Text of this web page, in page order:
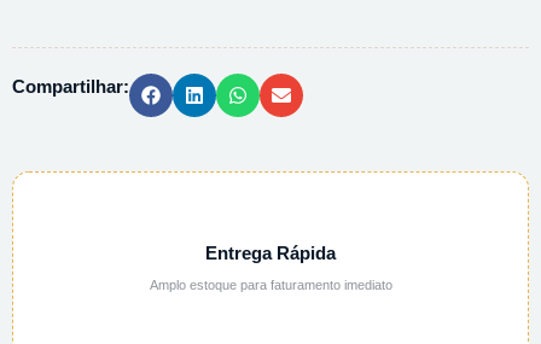
SIL.
quantidade
Compartilhar:
Entrega Rápida
Amplo estoque para faturamento imediato